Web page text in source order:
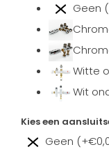
Geen
Witte
Wit
Kies een
Geen